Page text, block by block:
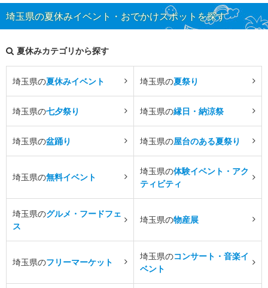
埼玉県の夏休みイベント・おでかけスポットを探す
夏休みカテゴリから探す
埼玉県の夏休みイベント 埼玉県の夏祭り
埼玉県の七夕祭り 埼玉県の縁日・納涼祭
埼玉県の盆踊り 埼玉県の屋台のある夏祭り
埼玉県の無料イベント
埼玉県の体験イベント・アク
ティビティ
埼玉県のグルメ・フードフェ
ス
埼玉県の物産展
埼玉県のフリーマーケット
埼玉県のコンサート・音楽イ
ベント